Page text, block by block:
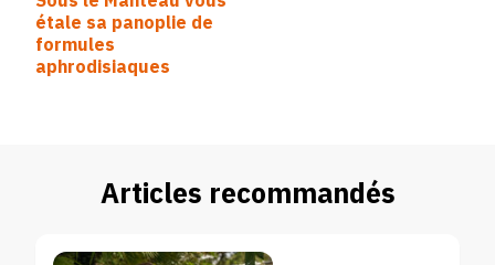
d’article
étale sa panoplie de
formules
aphrodisiaques
Articles recommandés